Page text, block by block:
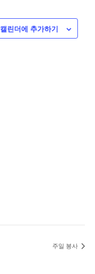
캘린더에 추가하기
주일 봉사